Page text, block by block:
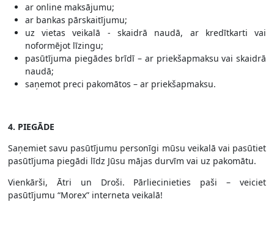
ar online maksājumu;
ar bankas pārskaitījumu;
uz vietas veikalā - skaidrā naudā, ar kredītkarti vai
noformējot līzingu;
pasūtījuma piegādes brīdī – ar priekšapmaksu vai skaidrā
naudā;
saņemot preci pakomātos – ar priekšapmaksu.
4. PIEGĀDE
Saņemiet savu pasūtījumu personīgi mūsu veikalā vai pasūtiet
pasūtījuma piegādi līdz Jūsu mājas durvīm vai uz pakomātu.
Vienkārši, Ātri un Droši. Pārliecinieties paši – veiciet
pasūtījumu “Morex” interneta veikalā!